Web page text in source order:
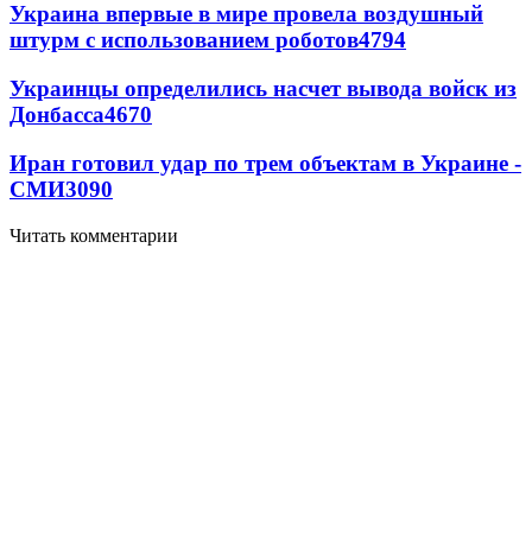
Украина впервые в мире провела воздушный
штурм с использованием роботов4794
Украинцы определились насчет вывода войск из
Донбасса4670
Иран готовил удар по трем объектам в Украине -
СМИ3090
Читать комментарии